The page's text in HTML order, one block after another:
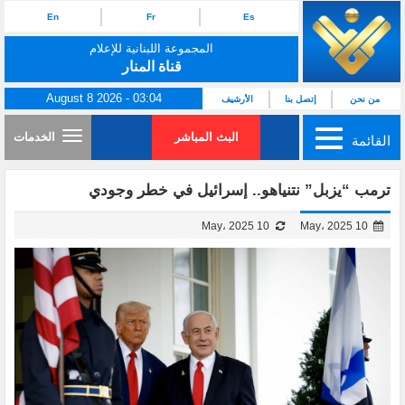
Es
Fr
En
المجموعة اللبنانية للإعلام
قناة المنار
من نحن إتصل بنا الأرشيف August 8 2026 - 03:04
القائمة البث المباشر الخدمات
ترمب “يزبل” نتنياهو.. إسرائيل في خطر وجودي